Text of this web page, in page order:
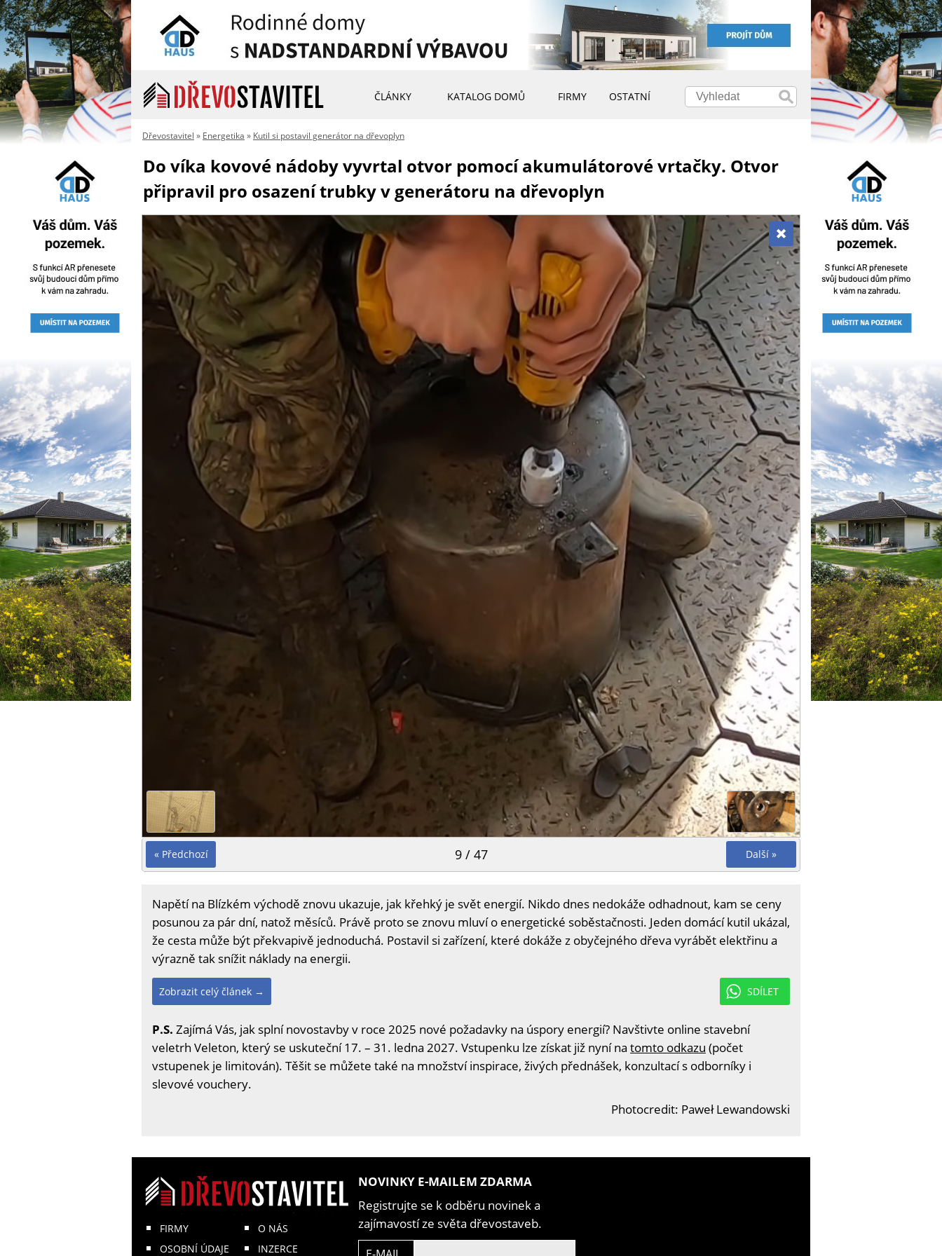
ČLÁNKY KATALOG DOMŮ FIRMY OSTATNÍ
Dřevostavitel » Energetika » Kutil si postavil generátor na dřevoplyn
Do víka kovové nádoby vyvrtal otvor pomocí akumulátorové vrtačky. Otvor
připravil pro osazení trubky v generátoru na dřevoplyn
« Předchozí Další »
9 / 47
Napětí na Blízkém východě znovu ukazuje, jak křehký je svět energií. Nikdo dnes nedokáže odhadnout, kam se ceny
posunou za pár dní, natož měsíců. Právě proto se znovu mluví o energetické soběstačnosti. Jeden domácí kutil ukázal,
že cesta může být překvapivě jednoduchá. Postavil si zařízení, které dokáže z obyčejného dřeva vyrábět elektřinu a
výrazně tak snížit náklady na energii.
SDÍLET
Zobrazit celý článek →
P.S. Zajímá Vás, jak splní novostavby v roce 2025 nové požadavky na úspory energií? Navštivte online stavební
veletrh Veleton, který se uskuteční 17. – 31. ledna 2027. Vstupenku lze získat již nyní na tomto odkazu (počet
vstupenek je limitován). Těšit se můžete také na množství inspirace, živých přednášek, konzultací s odborníky i
slevové vouchery.
Photocredit: Paweł Lewandowski
FIRMY
OSOBNÍ ÚDAJE
O NÁS
INZERCE
NOVINKY E-MAILEM ZDARMA
Registrujte se k odběru novinek a
zajímavostí ze světa dřevostaveb.